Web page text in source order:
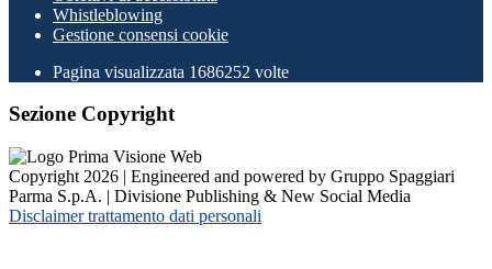
Whistleblowing
Gestione consensi cookie
Pagina visualizzata 1686252 volte
Sezione Copyright
Copyright 2026 | Engineered and powered by Gruppo Spaggiari
Parma S.p.A. | Divisione Publishing & New Social Media
Disclaimer trattamento dati personali